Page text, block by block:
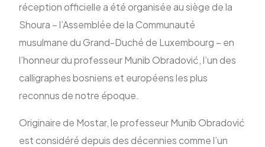
réception officielle a été organisée au siège de la
Shoura – l’Assemblée de la Communauté
musulmane du Grand-Duché de Luxembourg – en
l’honneur du professeur Munib Obradović, l’un des
calligraphes bosniens et européens les plus
reconnus de notre époque.
Originaire de Mostar, le professeur Munib Obradović
est considéré depuis des décennies comme l’un
ENG